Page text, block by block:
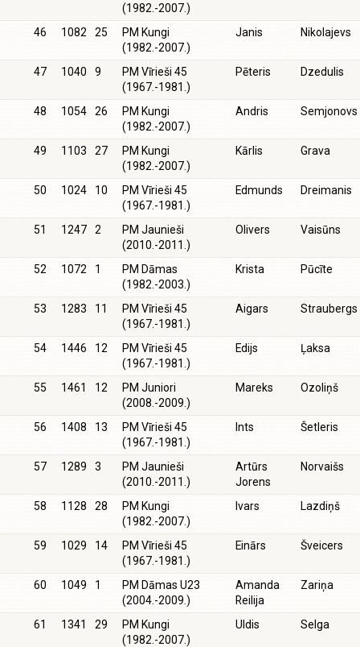
(1982.-2007.)
46 1082 25
PM Kungi
(1982.-2007.)
Janis Nikolajevs
47 1040 9
PM Vīrieši 45
(1967.-1981.)
Pēteris Dzedulis
48 1054 26
PM Kungi
(1982.-2007.)
Andris Semjonovs
49 1103 27
PM Kungi
(1982.-2007.)
Kārlis Grava
50 1024 10
PM Vīrieši 45
(1967.-1981.)
Edmunds Dreimanis
51 1247 2
PM Jaunieši
(2010.-2011.)
Olivers Vaisūns
52 1072 1
PM Dāmas
(1982.-2003.)
Krista Pūcīte
53 1283 11
PM Vīrieši 45
(1967.-1981.)
Aigars Straubergs
54 1446 12
PM Vīrieši 45
(1967.-1981.)
Edijs Ļaksa
55 1461 12
PM Juniori
(2008.-2009.)
Mareks Ozoliņš
56 1408 13
PM Vīrieši 45
(1967.-1981.)
Ints Šetleris
57 1289 3
PM Jaunieši
(2010.-2011.)
Artūrs
Jorens
Norvaišs
58 1128 28
PM Kungi
(1982.-2007.)
Ivars Lazdiņš
59 1029 14
PM Vīrieši 45
(1967.-1981.)
Einārs Šveicers
60 1049 1
PM Dāmas U23
(2004.-2009.)
Amanda
Reilija
Zariņa
61 1341 29
PM Kungi
(1982.-2007.)
Uldis Selga